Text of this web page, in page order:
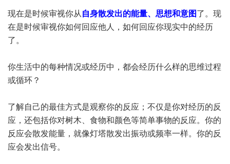
现在是时候审视你从 自身散发出的能量、思想和意图了。现
在是时候审视你如何回应他人，如何回应你现实中的经历
了。
你生活中的每种情况或经历中，都会经历什么样的思维过程
或循环？
了解自己的最佳方式是观察你的反应；不仅是你对经历的反
应，还包括你对树木、食物和颜色等简单事物的反应。你的
反应会散发能量，就像灯塔散发出振动或频率一样。你的反
应会发出信号。